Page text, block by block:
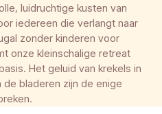
luidruchtige kusten van
iedereen die verlangt naar
zonder kinderen voor
onze kleinschalige retreat
Het geluid van krekels in
bladeren zijn de enige